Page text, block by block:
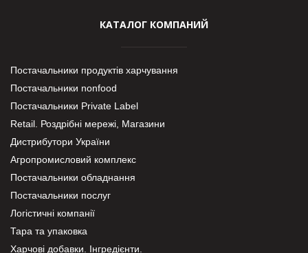
КАТАЛОГ КОМПАНИЙ
Постачальники продуктів харчування
Постачальники nonfood
Постачальники Private Label
Retail. Роздрібні мережі, Магазини
Дистрибутори України
Агропромисловий комплекс
Постачальники обладнання
Постачальники послуг
Логістичні компанії
Тара та упаковка
Харчові добавки. Інгредієнти.